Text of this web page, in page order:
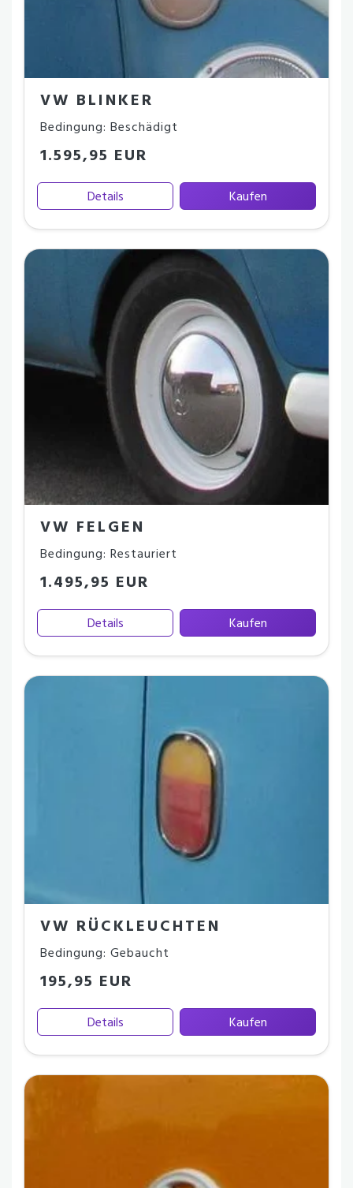
VW BLINKER
Bedingung: Beschädigt
1.595,95 EUR
Details Kaufen
VW FELGEN
Bedingung: Restauriert
1.495,95 EUR
Details Kaufen
VW RÜCKLEUCHTEN
Bedingung: Gebaucht
195,95 EUR
Details Kaufen